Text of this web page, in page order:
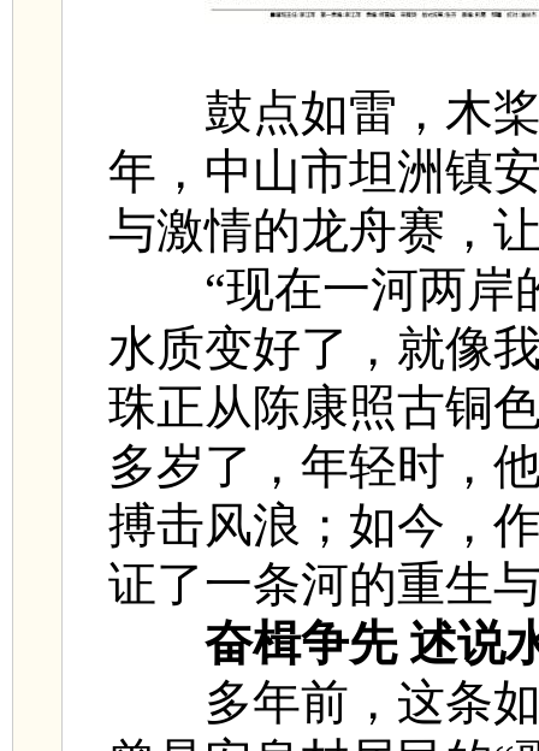
鼓点如雷，木
年，中山市坦洲镇
与激情的龙舟赛，
“现在一河两岸
水质变好了，就像
珠正从陈康照古铜
多岁了，年轻时，
搏击风浪；如今，
证了一条河的重生
奋楫争先 述说
多年前，这条